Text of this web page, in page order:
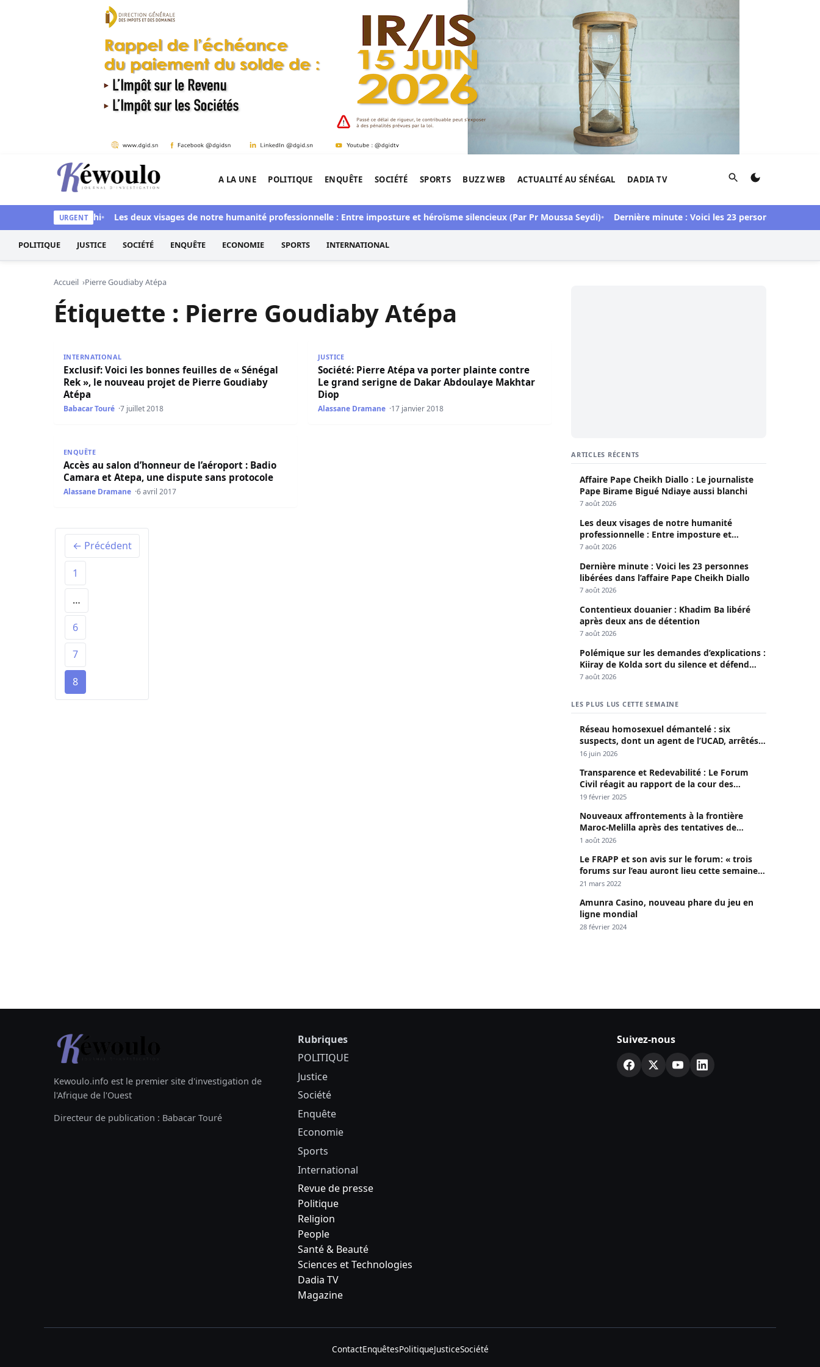
Aller au contenu
Kéwoulo, le premier site d'information et d'investigation de l'Afrique.
A LA UNE POLITIQUE ENQUÊTE SOCIÉTÉ SPORTS BUZZ WEB ACTUALITÉ AU SÉNÉGAL DADIA TV Rechercher
URGENT
aussi blanchi Les deux visages de notre humanité professionnelle : Entre imposture et héroïsme silencieux (Par Pr Moussa Seydi) Dernière minute : Voici les 23 personnes libérées
POLITIQUE JUSTICE SOCIÉTÉ ENQUÊTE ECONOMIE SPORTS INTERNATIONAL
Accueil Pierre Goudiaby Atépa
Étiquette : Pierre Goudiaby Atépa
INTERNATIONAL
Exclusif: Voici les bonnes feuilles de « Sénégal
Rek », le nouveau projet de Pierre Goudiaby
Atépa
Babacar Touré 7 juillet 2018
JUSTICE
Société: Pierre Atépa va porter plainte contre
Le grand serigne de Dakar Abdoulaye Makhtar
Diop
Alassane Dramane 17 janvier 2018
ENQUÊTE
Accès au salon d’honneur de l’aéroport : Badio
Camara et Atepa, une dispute sans protocole
Alassane Dramane 6 avril 2017
← Précédent
1
…
6
7
8
ARTICLES RÉCENTS
Affaire Pape Cheikh Diallo : Le journaliste
Pape Birame Bigué Ndiaye aussi blanchi
7 août 2026
Les deux visages de notre humanité
professionnelle : Entre imposture et
héroïsme silencieux (Par Pr Moussa Seydi)
7 août 2026
Dernière minute : Voici les 23 personnes
libérées dans l’affaire Pape Cheikh Diallo
7 août 2026
Contentieux douanier : Khadim Ba libéré
après deux ans de détention
7 août 2026
Polémique sur les demandes d’explications :
Kiiray de Kolda sort du silence et défend
Mamadou Lamine Dianté
7 août 2026
LES PLUS LUS CETTE SEMAINE
Réseau homosexuel démantelé : six
suspects, dont un agent de l’UCAD, arrêtés à
Keur Massar ; l’un avoue avoir propagé le
16 juin 2026
Transparence et Redevabilité : Le Forum
Civil réagit au rapport de la cour des
comptes
19 février 2025
Nouveaux affrontements à la frontière
Maroc-Melilla après des tentatives de
passage
1 août 2026
Le FRAPP et son avis sur le forum: « trois
forums sur l’eau auront lieu cette semaine à
Dakar »
21 mars 2022
Amunra Casino, nouveau phare du jeu en
ligne mondial
28 février 2024
Kewoulo.info est le premier site d'investigation de
l'Afrique de l'Ouest
Directeur de publication : Babacar Touré
Rubriques
POLITIQUE
Justice
Société
Enquête
Economie
Sports
International
Revue de presse
Politique
Religion
People
Santé & Beauté
Sciences et Technologies
Dadia TV
Magazine
Suivez-nous
ContactEnquêtesPolitiqueJusticeSociété